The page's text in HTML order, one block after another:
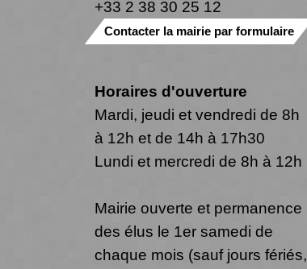
+33 2 38 30 25 12
Contacter la mairie par formulaire
Horaires d'ouverture
Mardi, jeudi et vendredi de 8h
à 12h et de 14h à 17h30
Lundi et mercredi de 8h à 12h
Mairie ouverte et permanence
des élus le 1er samedi de
chaque mois (sauf jours fériés,